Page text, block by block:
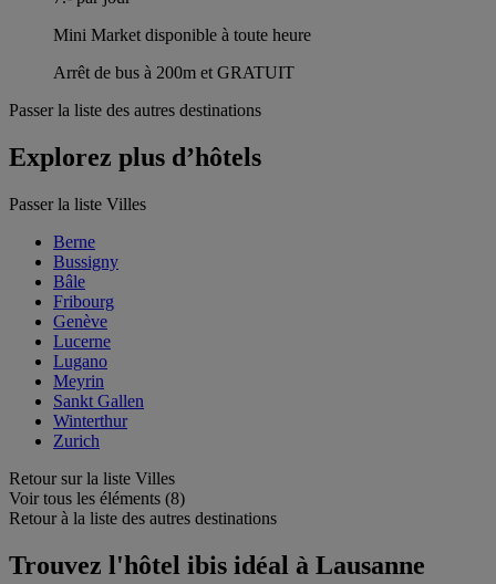
Mini Market disponible à toute heure
Arrêt de bus à 200m et GRATUIT
Passer la liste des autres destinations
Explorez plus d’hôtels
Passer la liste Villes
Berne
Bussigny
Bâle
Fribourg
Genève
Lucerne
Lugano
Meyrin
Sankt Gallen
Winterthur
Zurich
Retour sur la liste Villes
Voir tous les éléments (8)
Retour à la liste des autres destinations
Trouvez l'hôtel ibis idéal à Lausanne